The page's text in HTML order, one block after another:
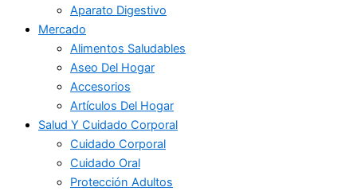
Aparato Digestivo
Mercado
Alimentos Saludables
Aseo Del Hogar
Accesorios
Artículos Del Hogar
Salud Y Cuidado Corporal
Cuidado Corporal
Cuidado Oral
Protección Adultos